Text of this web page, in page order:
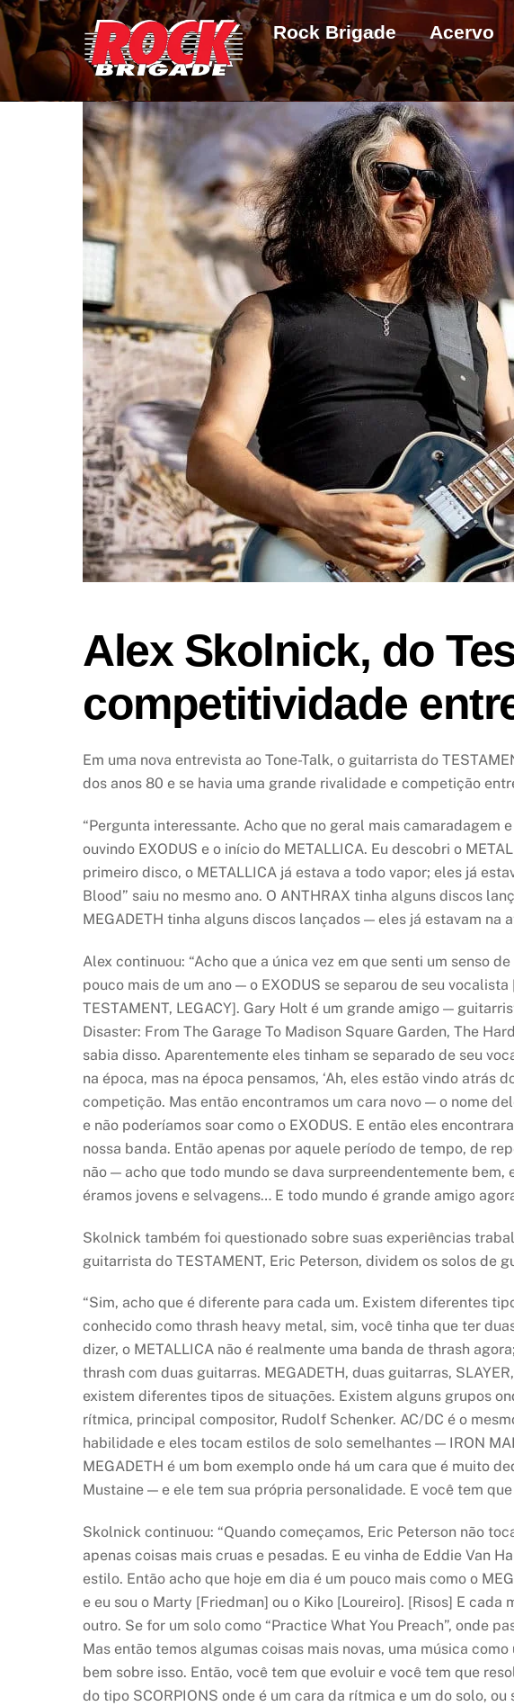
Skip
to
content
Rock Brigade Acervo
Alex Skolnick, do
competitividade
Em uma nova entrevista ao Tone-Talk, o guitarrista do
dos anos 80 e se havia uma grande rivalidade e competição
“Pergunta interessante. Acho que no geral mais camaradagem
ouvindo EXODUS e o início do METALLICA. Eu descobri o
primeiro disco, o METALLICA já estava a todo vapor; eles já
Blood” saiu no mesmo ano. O ANTHRAX tinha alguns discos
MEGADETH tinha alguns discos lançados — eles já estavam na
Alex continuou: “Acho que a única vez em que senti um senso
pouco mais de um ano — o EXODUS se separou de seu
TESTAMENT, LEGACY]. Gary Holt é um grande amigo —
Disaster: From The Garage To Madison Square Garden, The
sabia disso. Aparentemente eles tinham se separado de seu
na época, mas na época pensamos, ‘Ah, eles estão vindo atrás
competição. Mas então encontramos um cara novo — o nome
e não poderíamos soar como o EXODUS. E então eles
nossa banda. Então apenas por aquele período de tempo, de
não — acho que todo mundo se dava surpreendentemente
éramos jovens e selvagens… E todo mundo é grande amigo
Skolnick também foi questionado sobre suas experiências
guitarrista do TESTAMENT, Eric Peterson, dividem os solos de
“Sim, acho que é diferente para cada um. Existem diferentes
conhecido como thrash heavy metal, sim, você tinha que ter
dizer, o METALLICA não é realmente uma banda de thrash
thrash com duas guitarras. MEGADETH, duas guitarras,
existem diferentes tipos de situações. Existem alguns grupos
rítmica, principal compositor, Rudolf Schenker. AC/DC é o
habilidade e eles tocam estilos de solo semelhantes — IRON
MEGADETH é um bom exemplo onde há um cara que é muito
Mustaine — e ele tem sua própria personalidade. E você tem
Skolnick continuou: “Quando começamos, Eric Peterson não
apenas coisas mais cruas e pesadas. E eu vinha de Eddie Van
estilo. Então acho que hoje em dia é um pouco mais como o
e eu sou o Marty [Friedman] ou o Kiko [Loureiro]. [Risos] E
outro. Se for um solo como “Practice What You Preach”, onde
Mas então temos algumas coisas mais novas, uma música
bem sobre isso. Então, você tem que evoluir e você tem que
do tipo SCORPIONS onde é um cara da rítmica e um do solo,